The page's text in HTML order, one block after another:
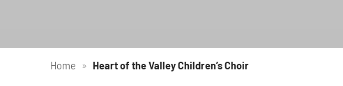
Home » Heart of the Valley Children’s Choir